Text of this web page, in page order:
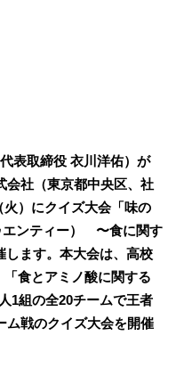
表取締役 衣川洋佑）が
社（東京都中央区、社
）にクイズ大会「味の
ンティー） 〜食に関す
します。本大会は、高校
食とアミノ酸に関する
1組の全20チームで王者
戦のクイズ大会を開催